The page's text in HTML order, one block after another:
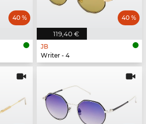
40 %
119,40 €
40 %
JB
Writer - 4